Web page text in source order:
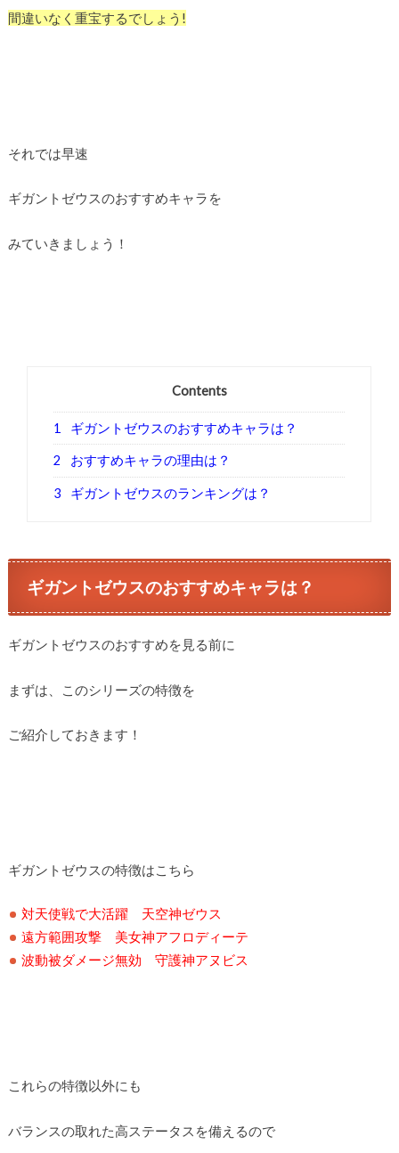
間違いなく重宝するでしょう!
それでは早速
ギガントゼウスのおすすめキャラを
みていきましょう！
Contents
1 ギガントゼウスのおすすめキャラは？
2 おすすめキャラの理由は？
3 ギガントゼウスのランキングは？
ギガントゼウスのおすすめキャラは？
ギガントゼウスのおすすめを見る前に
まずは、このシリーズの特徴を
ご紹介しておきます！
ギガントゼウスの特徴はこちら
対天使戦で大活躍 天空神ゼウス
遠方範囲攻撃 美女神アフロディーテ
波動被ダメージ無効 守護神アヌビス
これらの特徴以外にも
バランスの取れた高ステータスを備えるので